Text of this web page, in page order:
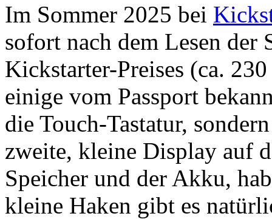
Im Sommer 2025 bei
sofort nach dem Lesen der
Kickstarter-Preises (ca.
einige vom Passport
die Touch-Tastatur,
zweite, kleine Display auf
Speicher und der Akku,
kleine Haken gibt es